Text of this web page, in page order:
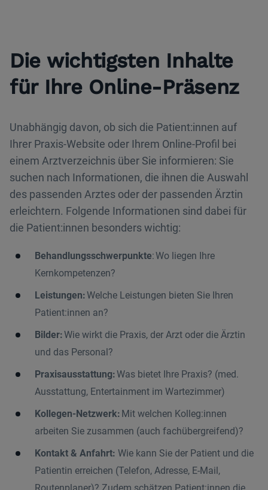
Die wichtigsten Inhalte
für Ihre Online-Präsenz
Unabhängig davon, ob sich die Patient:innen auf
Ihrer Praxis-Website oder Ihrem Online-Profil bei
einem Arztverzeichnis über Sie informieren: Sie
suchen nach Informationen, die ihnen die Auswahl
des passenden Arztes oder der passenden Ärztin
erleichtern. Folgende Informationen sind dabei für
die Patient:innen besonders wichtig:
Behandlungsschwerpunkte: Wo liegen Ihre
Kernkompetenzen?
Leistungen:Welche Leistungen bieten Sie Ihren
Patient:innen an?
Bilder:Wie wirkt die Praxis, der Arzt oder die Ärztin
und das Personal?
Praxisausstattung:Was bietet Ihre Praxis? (med.
Ausstattung, Entertainment im Wartezimmer)
Kollegen-Netzwerk: Mit welchen Kolleg:innen
arbeiten Sie zusammen (auch fachübergreifend)?
Kontakt & Anfahrt: Wie kann Sie der Patient und die
Patientin erreichen (Telefon, Adresse, E-Mail,